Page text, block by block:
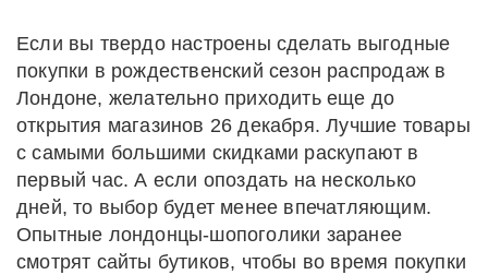
Если вы твердо настроены сделать выгодные
покупки в рождественский сезон распродаж в
Лондоне, желательно приходить еще до
открытия магазинов 26 декабря. Лучшие товары
с самыми большими скидками раскупают в
первый час. А если опоздать на несколько
дней, то выбор будет менее впечатляющим.
Опытные лондонцы-шопоголики заранее
смотрят сайты бутиков, чтобы во время покупки